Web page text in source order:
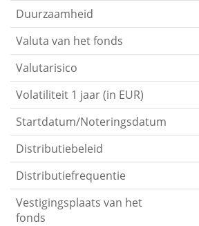
Duurzaamheid
Valuta van het fonds
Valutarisico
Volatiliteit 1 jaar (in EUR)
Startdatum/Noteringsdatum
Distributiebeleid
Distributiefrequentie
Vestigingsplaats van het
fonds